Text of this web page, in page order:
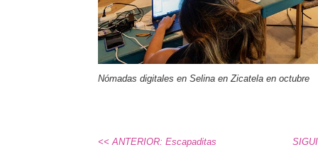
Nómadas digitales en Selina en Zicatela en octubre
<< ANTERIOR: Escapaditas